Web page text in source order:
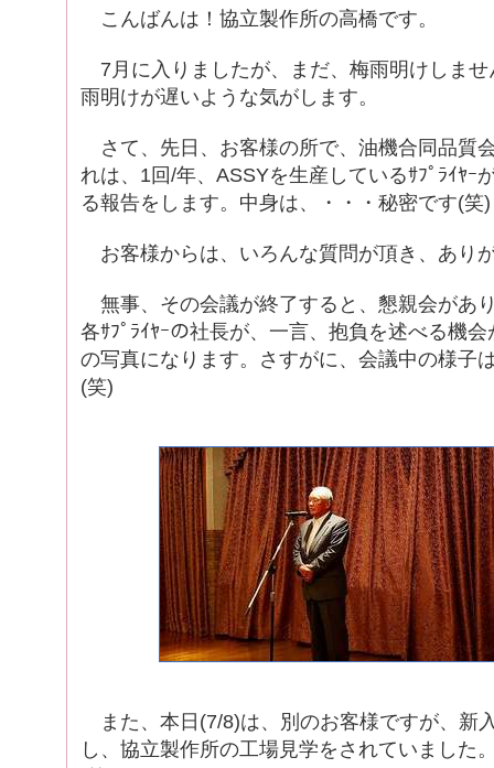
こんばんは！協立製作所の高橋です。
7月に入りましたが、まだ、梅雨明けしませ
雨明けが遅いような気がします。
さて、先日、お客様の所で、油機合同品質
れは、1回/年、ASSYを生産しているｻﾌﾟﾗｲﾔｰ
る報告をします。中身は、・・・秘密です(笑)
お客様からは、いろんな質問が頂き、あり
無事、その会議が終了すると、懇親会があ
各ｻﾌﾟﾗｲﾔｰの社長が、一言、抱負を述べる機
の写真になります。さすがに、会議中の様子
(笑)
また、本日(7/8)は、別のお客様ですが、新
し、協立製作所の工場見学をされていました